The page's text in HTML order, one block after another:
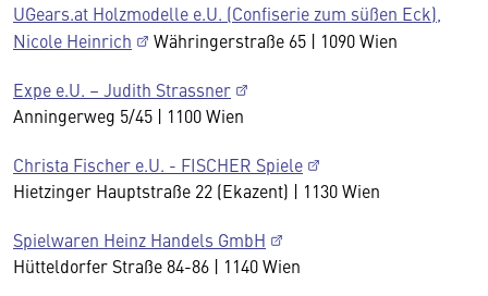
UGears.at Holzmodelle e.U. (Confiserie zum süßen Eck),
Nicole Heinrich
Währingerstraße 65 | 1090 Wien
Expe e.U. – Judith Strassner
Anningerweg 5/45 | 1100 Wien
Christa Fischer e.U. - FISCHER Spiele
Hietzinger Hauptstraße 22 (Ekazent) | 1130 Wien
Spielwaren Heinz Handels GmbH
Hütteldorfer Straße 84-86 | 1140 Wien